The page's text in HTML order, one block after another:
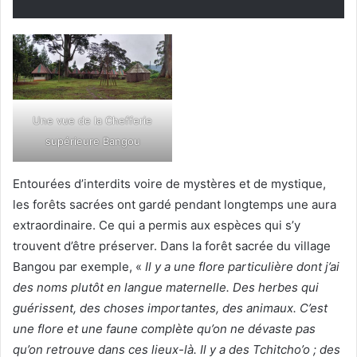
Une vue de la Chefferie
supérieure Bangou
Entourées d’interdits voire de mystères et de mystique,
les forêts sacrées ont gardé pendant longtemps une aura
extraordinaire. Ce qui a permis aux espèces qui s’y
trouvent d’être préserver. Dans la forêt sacrée du village
Bangou par exemple, « Il y a une flore particulière dont j’ai
des noms plutôt en langue maternelle. Des herbes qui
guérissent, des choses importantes, des animaux. C’est
une flore et une faune complète qu’on ne dévaste pas
qu’on retrouve dans ces lieux-là. Il y a des Tchitcho’o ; des